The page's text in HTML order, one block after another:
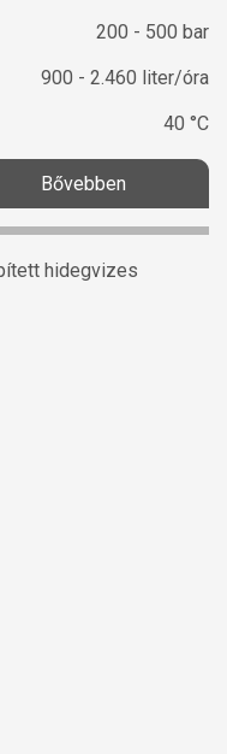
200 - 500 bar
900 - 2.460 liter/óra
40 °C
Bővebben